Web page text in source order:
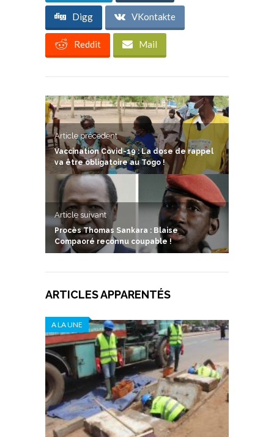
Digg VKontakte
Reddit Mail
Article précedent
Vaccination Covid-19 : La dose de rappel
va être obligatoire au Togo !
Article suivant
Procès Thomas Sankara : Blaise
Compaoré reconnu coupable !
ARTICLES APPARENTÉS
A LA UNE